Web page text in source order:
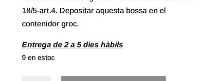
18/5-art.4. Depositar aquesta bossa en el
contenidor groc.
Entrega de 2 a 5 dies hàbils
9 en estoc